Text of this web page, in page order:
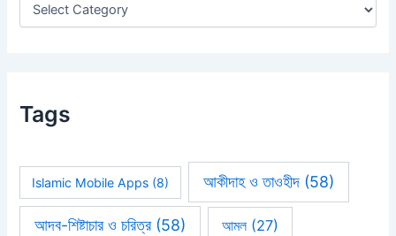
Tags
Islamic Mobile Apps (8) আকীদাহ ও তাওহীদ(58)
আদব-শিষ্টাচার ও চরিত্র(58) আমল(27)